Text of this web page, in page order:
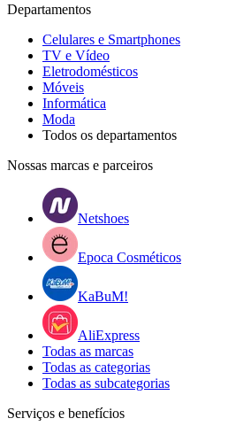
Departamentos
Celulares e Smartphones
TV e Vídeo
Eletrodomésticos
Móveis
Informática
Moda
Todos os departamentos
Nossas marcas e parceiros
Netshoes
Epoca Cosméticos
KaBuM!
AliExpress
Todas as marcas
Todas as categorias
Todas as subcategorias
Serviços e benefícios